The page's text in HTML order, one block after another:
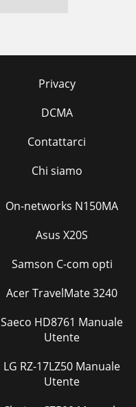
Privacy
DCMA
Contattarci
Chi siamo
On-networks N150MA
Asus X20S
Samson C-com opti
Acer TravelMate 3240
Saeco HD8761 Manuale
Utente
LG RZ-17LZ50 Manuale
Utente